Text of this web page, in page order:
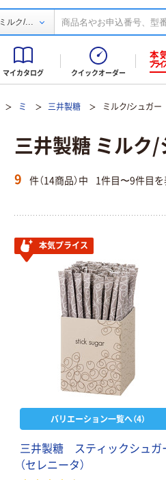
ミルク/...
マイカタログ クイックオーダー
ミ 三井製糖 ミルク/シュガー
三井製糖 ミルク/
9 件（14商品）中 1件目〜9件目
本気プライス
バリエーション一覧へ（4）
三井製糖 スティックシュガ
（セレニータ）